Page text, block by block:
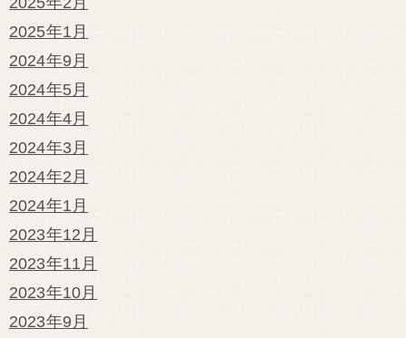
2025年1月
2024年9月
2024年5月
2024年4月
2024年3月
2024年2月
2024年1月
2023年12月
2023年11月
2023年10月
2023年9月